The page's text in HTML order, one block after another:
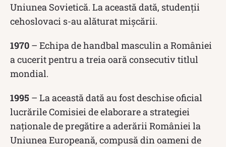
Uniunea Sovietică. La această dată, studenții
cehoslovaci s-au alăturat mișcării.
1970 – Echipa de handbal masculin a României
a cucerit pentru a treia oară consecutiv titlul
mondial.
1995 – La această dată au fost deschise oficial
lucrările Comisiei de elaborare a strategiei
naționale de pregătire a aderării României la
Uniunea Europeană, compusă din oameni de